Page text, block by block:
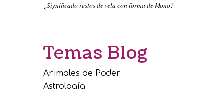
¿Significado restos de vela con forma de Mono?
Temas Blog
Animales de Poder
Astrología